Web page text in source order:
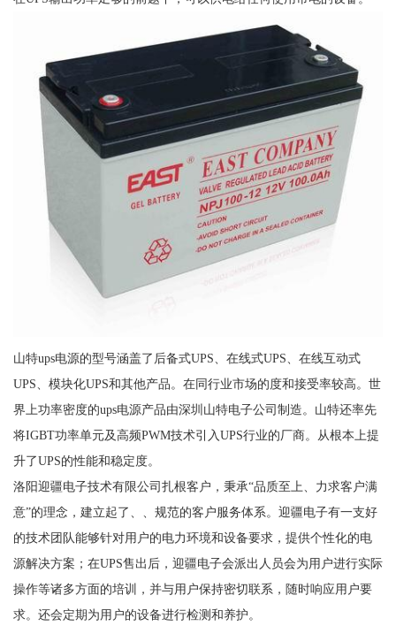
山特ups电源的型号涵盖了后备式UPS、在线式UPS、在线互动式
UPS、模块化UPS和其他产品。在同行业市场的度和接受率较高。世
界上功率密度的ups电源产品由深圳山特电子公司制造。山特还率先
将IGBT功率单元及高频PWM技术引入UPS行业的厂商。从根本上提
升了UPS的性能和稳定度。
洛阳迎疆电子技术有限公司扎根客户，秉承“品质至上、力求客户满
意”的理念，建立起了、、规范的客户服务体系。迎疆电子有一支好
的技术团队能够针对用户的电力环境和设备要求，提供个性化的电
源解决方案；在UPS售出后，迎疆电子会派出人员会为用户进行实际
操作等诸多方面的培训，并与用户保持密切联系，随时响应用户要
求。还会定期为用户的设备进行检测和养护。